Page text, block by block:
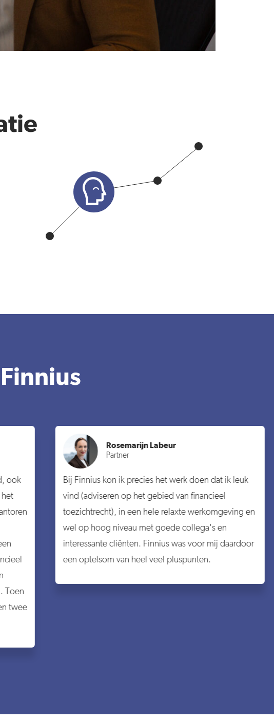
ook
Toen
twee
Rosemarijn Labeur
Partner
Bij Finnius kon ik precies het werk doen dat ik leuk
vind (adviseren op het gebied van financieel
toezichtrecht), in een hele relaxte werkomgeving en
wel op hoog niveau met goede collega's en
interessante cliënten. Finnius was voor mij daardoor
een optelsom van heel veel pluspunten.